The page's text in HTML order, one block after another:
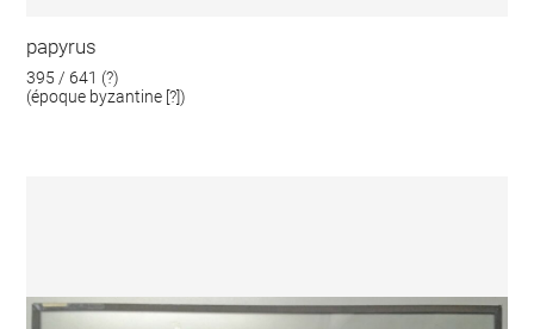
papyrus
395 / 641 (?)
(époque byzantine [?])